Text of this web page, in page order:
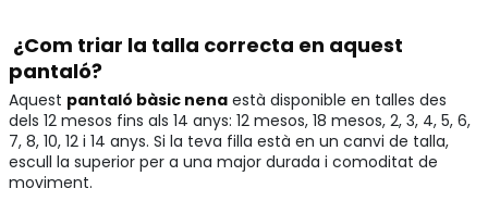
¿Com triar la talla correcta en aquest
pantaló?
Aquest pantaló bàsic nenaestà disponible en talles des
dels 12 mesos fins als 14 anys: 12 mesos, 18 mesos, 2, 3, 4, 5, 6,
7, 8, 10, 12 i 14 anys. Si la teva filla està en un canvi de talla,
escull la superior per a una major durada i comoditat de
moviment.